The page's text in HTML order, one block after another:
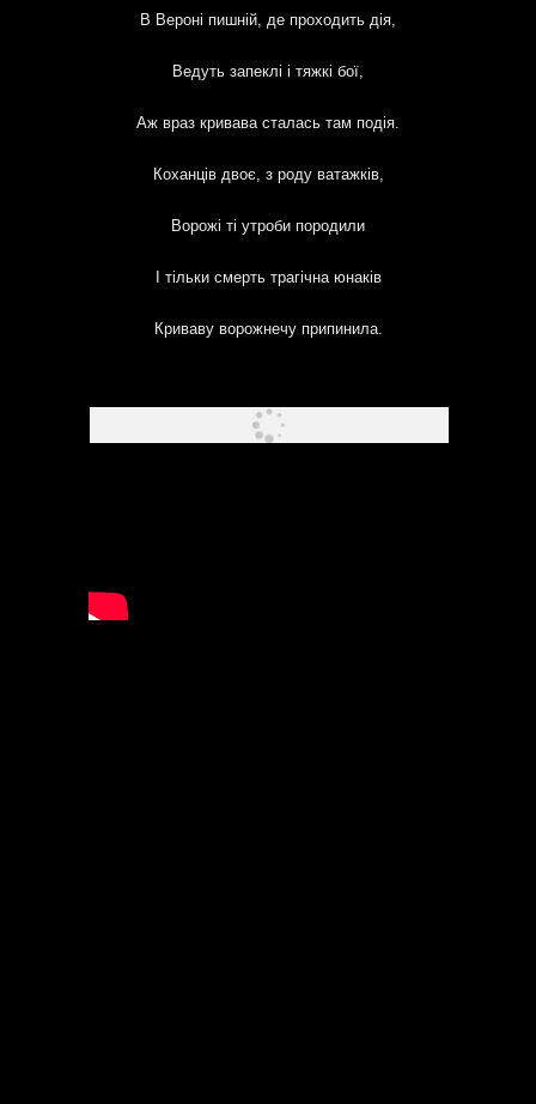
В Вероні пишній, де проходить дія,
Ведуть запеклі і тяжкі бої,
Аж враз кривава сталась там подія.
Коханців двоє, з роду ватажків,
Ворожі ті утроби породили
І тільки смерть трагічна юнаків
Криваву ворожнечу припинила.